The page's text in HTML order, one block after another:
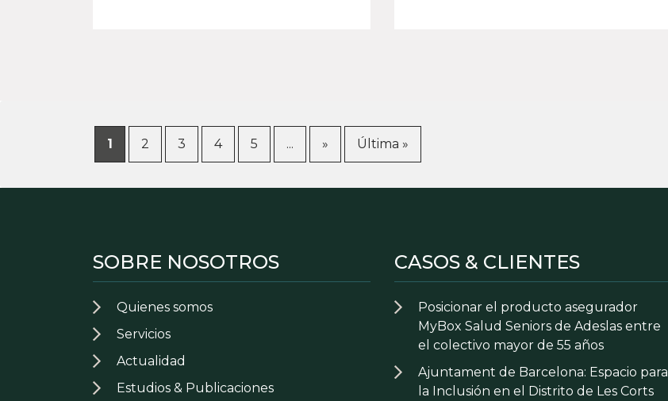
1 2 3 4 5 ... » Última »
SOBRE NOSOTROS
Quienes somos
Servicios
Actualidad
Estudios & Publicaciones
CASOS & CLIENTES
Posicionar el producto asegurador
MyBox Salud Seniors de Adeslas entre
el colectivo mayor de 55 años
Ajuntament de Barcelona: Espacio para
la Inclusión en el Distrito de Les Corts